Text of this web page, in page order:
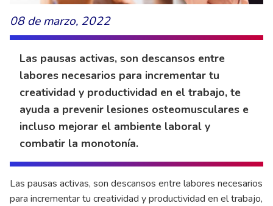
08 de marzo, 2022
Las pausas activas, son descansos entre
labores necesarios para incrementar tu
creatividad y productividad en el trabajo, te
ayuda a prevenir lesiones osteomusculares e
incluso mejorar el ambiente laboral y
combatir la monotonía.
Las pausas activas, son descansos entre labores necesarios
para incrementar tu creatividad y productividad en el trabajo,